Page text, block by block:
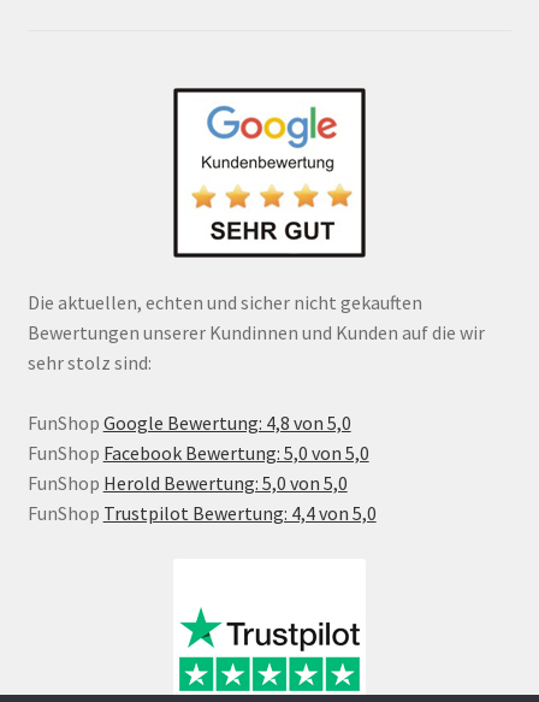
Die aktuellen, echten und sicher nicht gekauften
Bewertungen unserer Kundinnen und Kunden auf die wir
sehr stolz sind:
FunShop Google Bewertung: 4,8 von 5,0
FunShop Facebook Bewertung: 5,0 von 5,0
FunShop Herold Bewertung: 5,0 von 5,0
FunShop Trustpilot Bewertung: 4,4 von 5,0